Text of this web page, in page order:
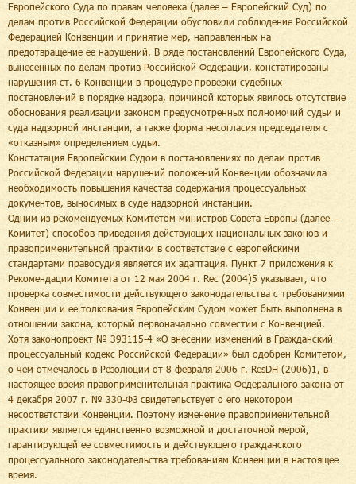
Европейского Суда по правам человека (далее – Европейский Суд) по
делам против Российской Федерации обусловили соблюдение Российской
Федерацией Конвенции и принятие мер, направленных на
предотвращение ее нарушений. В ряде постановлений Европейского Суда,
вынесенных по делам против Российской Федерации, констатированы
нарушения ст. 6 Конвенции в процедуре проверки судебных
постановлений в порядке надзора, причиной которых явилось отсутствие
обоснования реализации законом предусмотренных полномочий судьи и
суда надзорной инстанции, а также форма несогласия председателя с
«отказным» определением судьи.
Констатация Европейским Судом в постановлениях по делам против
Российской Федерации нарушений положений Конвенции обозначила
необходимость повышения качества содержания процессуальных
документов, выносимых в суде надзорной инстанции.
Одним из рекомендуемых Комитетом министров Совета Европы (далее –
Комитет) способов приведения действующих национальных законов и
правоприменительной практики в соответствие с европейскими
стандартами правосудия является их адаптация. Пункт 7 приложения к
Рекомендации Комитета от 12 мая 2004 г. Rec (2004)5 указывает, что
проверка совместимости действующего законодательства с требованиями
Конвенции и ее толкования Европейским Судом может быть выполнена в
отношении закона, который первоначально совместим с Конвенцией.
Хотя законопроект № 393115-4 «О внесении изменений в Гражданский
процессуальный кодекс Российской Федерации» был одобрен Комитетом,
о чем отмечалось в Резолюции от 8 февраля 2006 г. ResDH (2006)1, в
настоящее время правоприменительная практика Федерального закона от
4 декабря 2007 г. № 330-ФЗ свидетельствует о его некотором
несоответствии Конвенции. Поэтому изменение правоприменительной
практики является единственно возможной и достаточной мерой,
гарантирующей ее совместимость и действующего гражданского
процессуального законодательства требованиям Конвенции в настоящее
время.